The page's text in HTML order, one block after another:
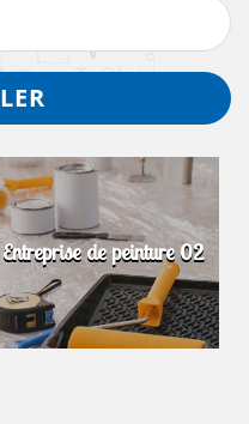
Entreprise de peinture 02